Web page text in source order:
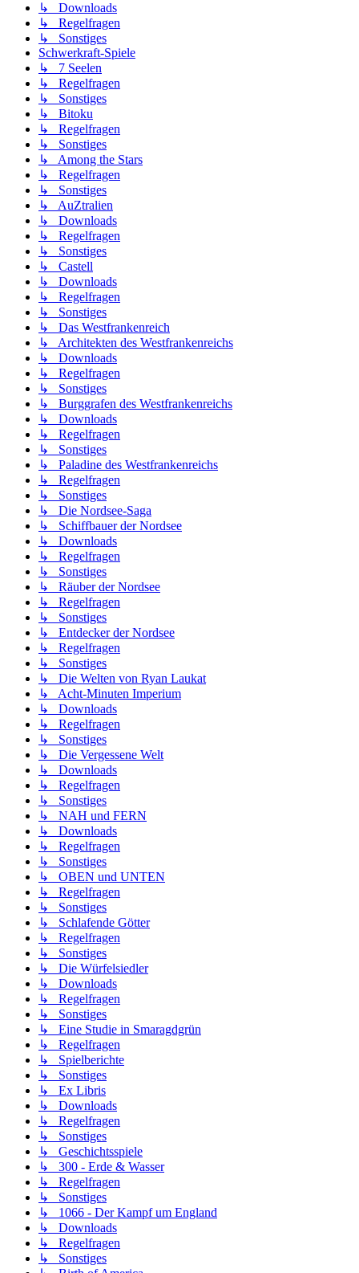
↳ Downloads
↳ Regelfragen
↳ Sonstiges
Schwerkraft-Spiele
↳ 7 Seelen
↳ Regelfragen
↳ Sonstiges
↳ Bitoku
↳ Regelfragen
↳ Sonstiges
↳ Among the Stars
↳ Regelfragen
↳ Sonstiges
↳ AuZtralien
↳ Downloads
↳ Regelfragen
↳ Sonstiges
↳ Castell
↳ Downloads
↳ Regelfragen
↳ Sonstiges
↳ Das Westfrankenreich
↳ Architekten des Westfrankenreichs
↳ Downloads
↳ Regelfragen
↳ Sonstiges
↳ Burggrafen des Westfrankenreichs
↳ Downloads
↳ Regelfragen
↳ Sonstiges
↳ Paladine des Westfrankenreichs
↳ Regelfragen
↳ Sonstiges
↳ Die Nordsee-Saga
↳ Schiffbauer der Nordsee
↳ Downloads
↳ Regelfragen
↳ Sonstiges
↳ Räuber der Nordsee
↳ Regelfragen
↳ Sonstiges
↳ Entdecker der Nordsee
↳ Regelfragen
↳ Sonstiges
↳ Die Welten von Ryan Laukat
↳ Acht-Minuten Imperium
↳ Downloads
↳ Regelfragen
↳ Sonstiges
↳ Die Vergessene Welt
↳ Downloads
↳ Regelfragen
↳ Sonstiges
↳ NAH und FERN
↳ Downloads
↳ Regelfragen
↳ Sonstiges
↳ OBEN und UNTEN
↳ Regelfragen
↳ Sonstiges
↳ Schlafende Götter
↳ Regelfragen
↳ Sonstiges
↳ Die Würfelsiedler
↳ Downloads
↳ Regelfragen
↳ Sonstiges
↳ Eine Studie in Smaragdgrün
↳ Regelfragen
↳ Spielberichte
↳ Sonstiges
↳ Ex Libris
↳ Downloads
↳ Regelfragen
↳ Sonstiges
↳ Geschichtsspiele
↳ 300 - Erde & Wasser
↳ Regelfragen
↳ Sonstiges
↳ 1066 - Der Kampf um England
↳ Downloads
↳ Regelfragen
↳ Sonstiges